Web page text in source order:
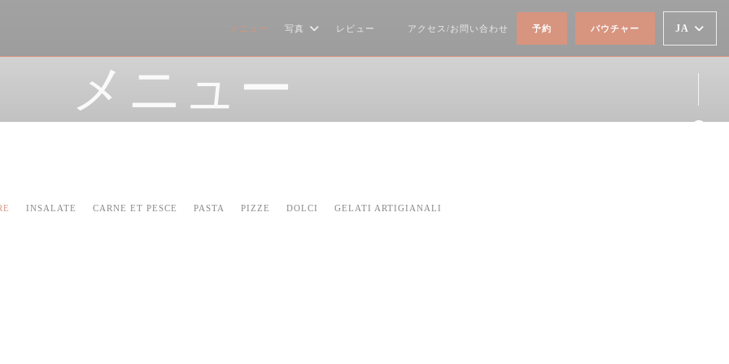
メニュー 写真
レビュー
((新しいウィンドウで開きます))
アクセス/お問い合わせ 予約 バウチャー JA
メニュー
INSALATE CARNE ET PESCE PASTA PIZZE DOLCI GELATI ARTIGIANALI